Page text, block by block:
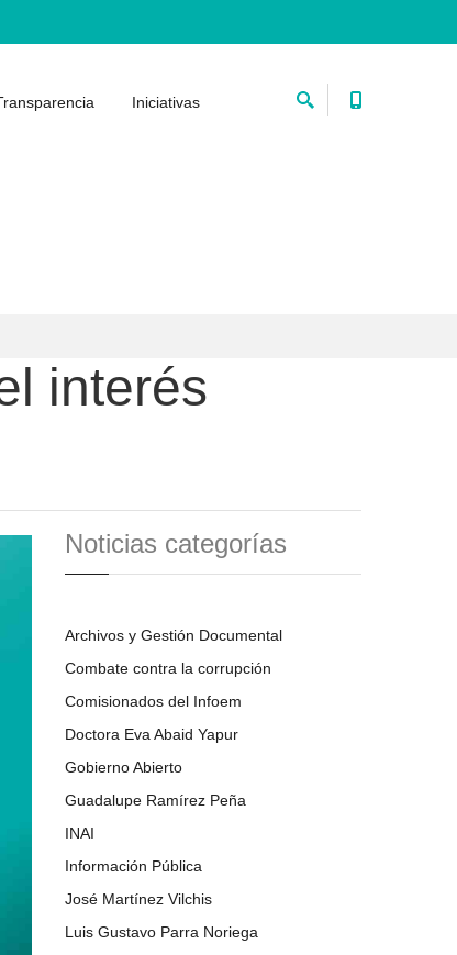
Iniciativas
interés
Noticias categorías
Archivos y Gestión Documental
Combate contra la corrupción
Comisionados del Infoem
Doctora Eva Abaid Yapur
Gobierno Abierto
Guadalupe Ramírez Peña
INAI
Información Pública
José Martínez Vilchis
Luis Gustavo Parra Noriega